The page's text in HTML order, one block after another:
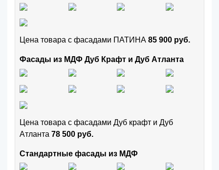
Цена товара с фасадами ПАТИНА 85 900 руб.
Фасады из МДФ Дуб Крафт и Дуб Атланта
Цена товара с фасадами Дуб крафт и Дуб
Атланта 78 500 руб.
Стандартные фасады из МДФ